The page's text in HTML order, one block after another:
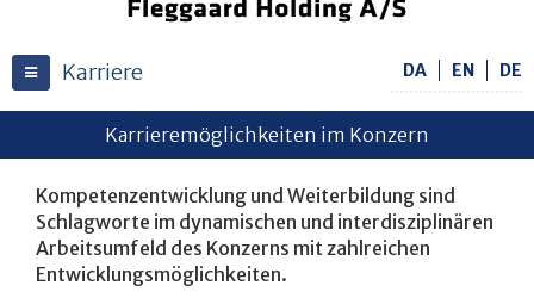
DA EN DE
Toggle navigation
Karriere
Karrieremöglichkeiten im Konzern
Kompetenzentwicklung und Weiterbildung sind
Schlagworte im dynamischen und interdisziplinären
Arbeitsumfeld des Konzerns mit zahlreichen
Entwicklungsmöglichkeiten.